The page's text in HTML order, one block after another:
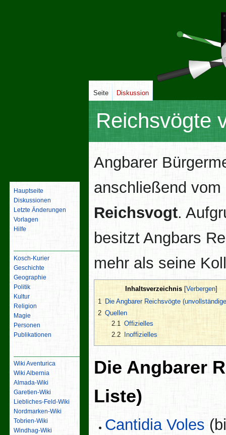
Reichsvögte
Zur
Navigation
Zur
Suche
Angbarer
anschließend
Reichsvogt.
besitzt Angbars
mehr als seine
Inhaltsverzeichnis
1 Die Angbarer Reichsvögte
2 Quellen
2.1 Offizielles
2.2
Inoffizielles
Die Angbarer
Liste)
Cantidia Voles
Seite Diskussion
Hauptseite
Diskussionen
Letzte Änderungen
Vorlagen
Hilfe
Kosch-Kurier
Geschichte
Geographie
Politik
Kultur
Religion
Magie
Personen
Publikationen
Wiki Aventurica
Wiki Albernia
Almada-Wiki
Garetien-Wiki
Liebliches-Feld-Wiki
Nordmarken-Wiki
Tobrien-Wiki
Windhag-Wiki